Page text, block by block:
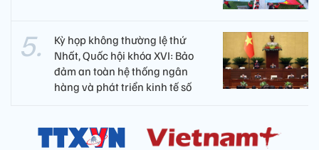
Kỳ họp không thường lệ thứ
Nhất, Quốc hội khóa XVI: Bảo
đảm an toàn hệ thống ngân
hàng và phát triển kinh tế số